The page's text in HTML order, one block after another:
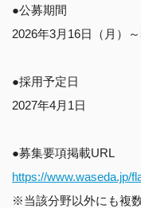
●公募期間
2026年3月16日（月）
●採用予定日
2027年4月1日
●募集要項掲載URL
https://www.waseda.jp/
※当該分野以外にも複